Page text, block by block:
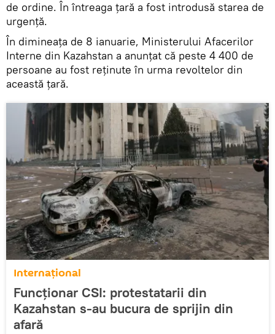
de ordine. În întreaga țară a fost introdusă starea de
urgență.
În dimineața de 8 ianuarie, Ministerului Afacerilor
Interne din Kazahstan a anunțat că peste 4 400 de
persoane au fost reținute în urma revoltelor din
această țară.
Internațional
Funcționar CSI: protestatarii din
Kazahstan s-au bucura de sprijin din
afară